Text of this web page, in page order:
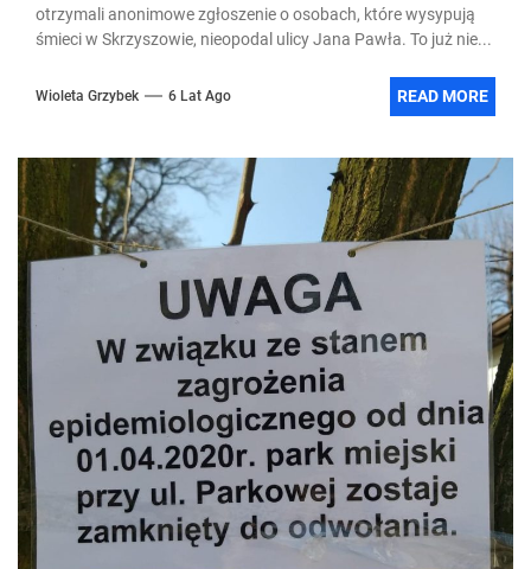
otrzymali anonimowe zgłoszenie o osobach, które wysypują
śmieci w Skrzyszowie, nieopodal ulicy Jana Pawła. To już nie...
Wioleta Grzybek 6 Lat Ago READ MORE